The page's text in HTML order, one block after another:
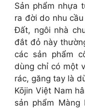
Sản phẩm nhựa
ra đời do nhu
Đất, ngôi nhà
đắt đỏ này
các sản phẩm
dùng chỉ có một
rác, găng tay là
Kōjin Việt Nam
sản phẩm Màng